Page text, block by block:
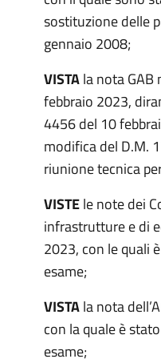
sostituzione delle
gennaio 2008;
VISTAla nota
febbraio 2023,
4456 del 10
modifica del D.M.
riunione tecnica
VISTEle note dei
infrastrutture e di
2023, con le quali
esame;
VISTAla nota
con la quale è
esame;